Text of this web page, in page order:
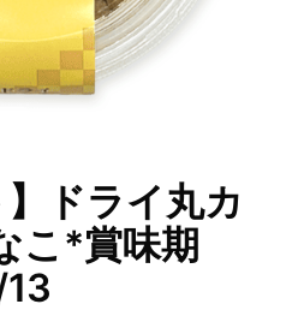
】ドライ丸カ
こ*賞味期